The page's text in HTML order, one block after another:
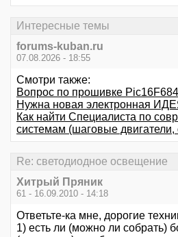
Интересные темы
forums-kuban.ru
07.08.2026 - 18:55
Смотри также:
Вопрос по прошивке
Нужна новая электронная
Как найти Специалиста по
системам (шаговые
Re: светодиодное освещение
Хитрый Пряник
61 - 16.09.2010 - 14:18
Ответьте-ка мне, дорогие
1) есть ли (можно ли собрать)